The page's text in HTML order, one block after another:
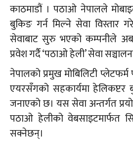
काठमाडौं । पठाओ नेपालले
बुकिङ गर्न मिल्ने सेवा विस्तार
सेवाबाट सुरु भएको कम्पनीले अब
प्रवेश गर्दै ‘पठाओ हेली’ सेवा
नेपालको प्रमुख मोबिलिटी
एयरसँगको सहकार्यमा
जनाएको छ। यस सेवा अन्तर्गत
पठाओ हेलीको वेबसाइटमार्फत
सक्नेछन्।